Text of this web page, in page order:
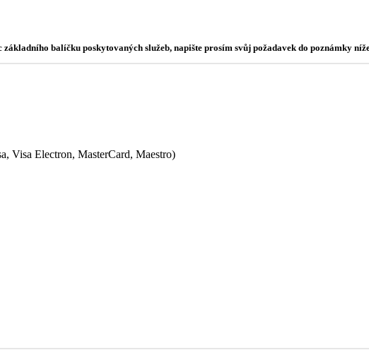
balíčku poskytovaných služeb, napište prosím svůj požadavek do poznámky
Visa Electron, MasterCard, Maestro)